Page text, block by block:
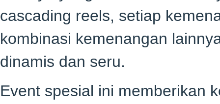
cascading reels, setiap
kombinasi kemenangan
dinamis dan seru.
Event spesial ini memberikan